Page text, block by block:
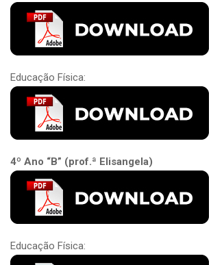
Educação Física:
4º Ano “B” (prof.ª Elisangela)
Educação Física: